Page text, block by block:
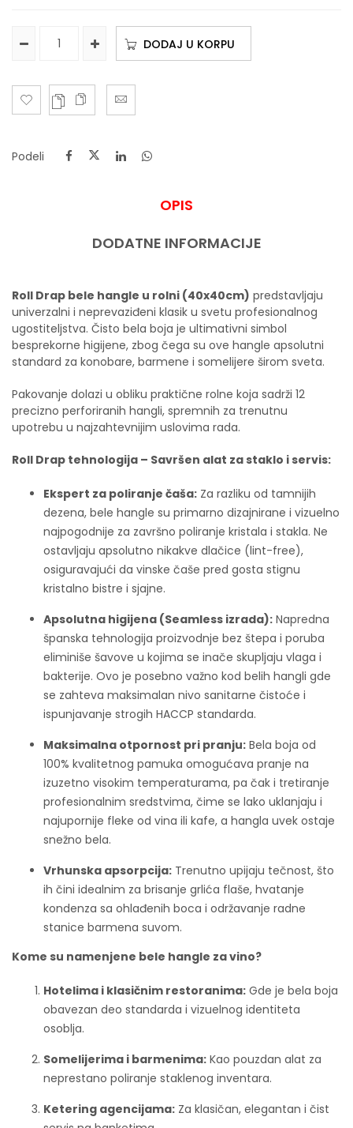
DODAJ U KORPU
Podeli
OPIS
DODATNE INFORMACIJE
Roll Drap bele hangle u rolni (40x40cm) predstavljaju
univerzalni i neprevaziđeni klasik u svetu profesionalnog
ugostiteljstva. Čisto bela boja je ultimativni simbol
besprekorne higijene, zbog čega su ove hangle apsolutni
standard za konobare, barmene i somelijere širom sveta.
Pakovanje dolazi u obliku praktične rolne koja sadrži 12
precizno perforiranih hangli, spremnih za trenutnu
upotrebu u najzahtevnijim uslovima rada.
Roll Drap tehnologija – Savršen alat za staklo i servis:
Ekspert za poliranje čaša: Za razliku od tamnijih
dezena, bele hangle su primarno dizajnirane i vizuelno
najpogodnije za završno poliranje kristala i stakla. Ne
ostavljaju apsolutno nikakve dlačice (lint-free),
osiguravajući da vinske čaše pred gosta stignu
kristalno bistre i sjajne.
Apsolutna higijena (Seamless izrada): Napredna
španska tehnologija proizvodnje bez štepa i poruba
eliminiše šavove u kojima se inače skupljaju vlaga i
bakterije. Ovo je posebno važno kod belih hangli gde
se zahteva maksimalan nivo sanitarne čistoće i
ispunjavanje strogih HACCP standarda.
Maksimalna otpornost pri pranju: Bela boja od
100% kvalitetnog pamuka omogućava pranje na
izuzetno visokim temperaturama, pa čak i tretiranje
profesionalnim sredstvima, čime se lako uklanjaju i
najupornije fleke od vina ili kafe, a hangla uvek ostaje
snežno bela.
Vrhunska apsorpcija: Trenutno upijaju tečnost, što
ih čini idealnim za brisanje grlića flaše, hvatanje
kondenza sa ohlađenih boca i održavanje radne
stanice barmena suvom.
Kome su namenjene bele hangle za vino?
Hotelima i klasičnim restoranima: Gde je bela boja
obavezan deo standarda i vizuelnog identiteta
osoblja.
Somelijerima i barmenima: Kao pouzdan alat za
neprestano poliranje staklenog inventara.
Ketering agencijama: Za klasičan, elegantan i čist